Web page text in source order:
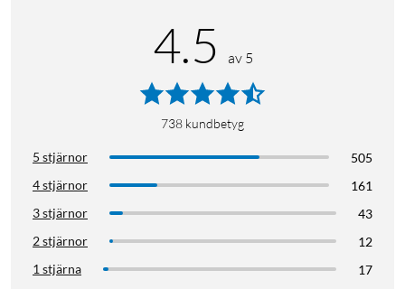
4.5 av 5
738 kundbetyg
5 stjärnor
505
4 stjärnor
161
3 stjärnor
43
2 stjärnor
12
1 stjärna
17